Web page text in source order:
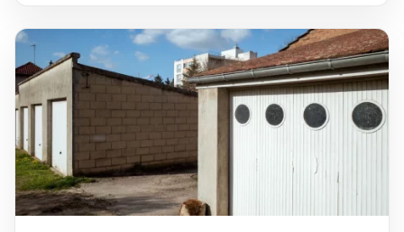
désaccord sur la valeur du bien.